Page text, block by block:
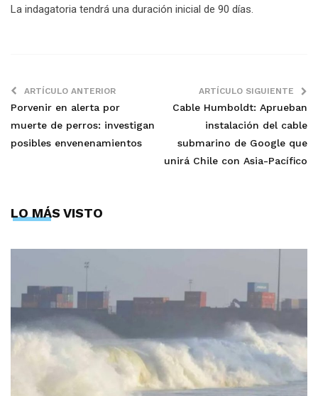
La indagatoria tendrá una duración inicial de 90 días.
ARTÍCULO ANTERIOR
Porvenir en alerta por
muerte de perros: investigan
posibles envenenamientos
ARTÍCULO SIGUIENTE
Cable Humboldt: Aprueban
instalación del cable
submarino de Google que
unirá Chile con Asia-Pacífico
LO MÁS VISTO